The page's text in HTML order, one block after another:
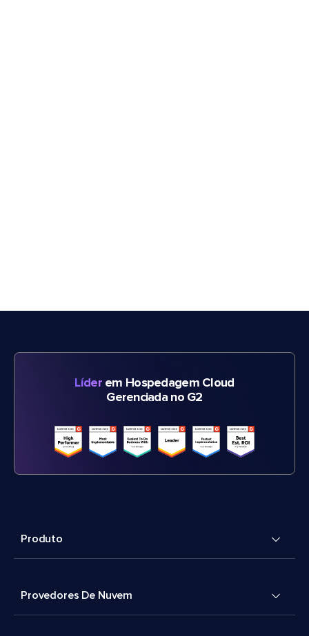
Líderem Hospedagem Cloud
Gerenciada no G2
Produto
Provedores De Nuvem